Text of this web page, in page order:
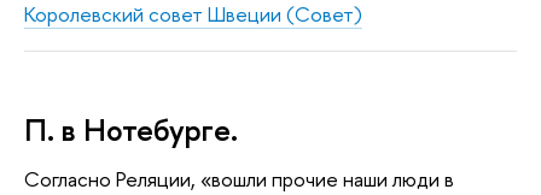
Королевский совет Швеции (Совет)
П. в Нотебурге.
Согласно Реляции, «вошли прочие наши люди в